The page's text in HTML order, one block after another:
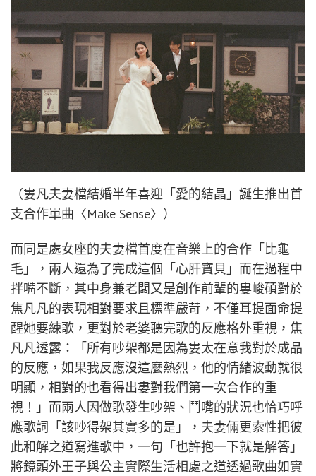
（婁凡夫妻檔結婚半年喜迎「愛的結晶」誕生推出首
支合作單曲〈Make Sense〉）
而同是處女座的夫妻檔首度在音樂上的合作「比龜
毛」，兩人還為了完成這個「心肝寶貝」而在過程中
拌嘴不斷，其中身兼老闆又是創作前輩的婁峻碩對於
焦凡凡的表現相對要求且標準嚴苛，不僅耳提面命提
醒她要練歌，更對於老婆聽完歌的反應格外重視，焦
凡凡透露：「所有吵架都是因為婁太在意我對於成品
的反應，如果我反應沒這麼熱烈，他的情緒波動就很
明顯，相對的也看得出婁對我們第一次合作的重
視！」而兩人因做歌發生吵架、鬥嘴的狀況也恰巧呼
應歌詞「該吵得架其實多的是」，夫妻倆更索性把彼
此和解之道寫進歌中，一句「也許抱一下就是解答」
將鏡頭外王子與公主實際生活相處之道透過歌曲如實